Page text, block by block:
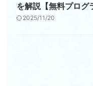
を解説【無料プログ
2025/11/20